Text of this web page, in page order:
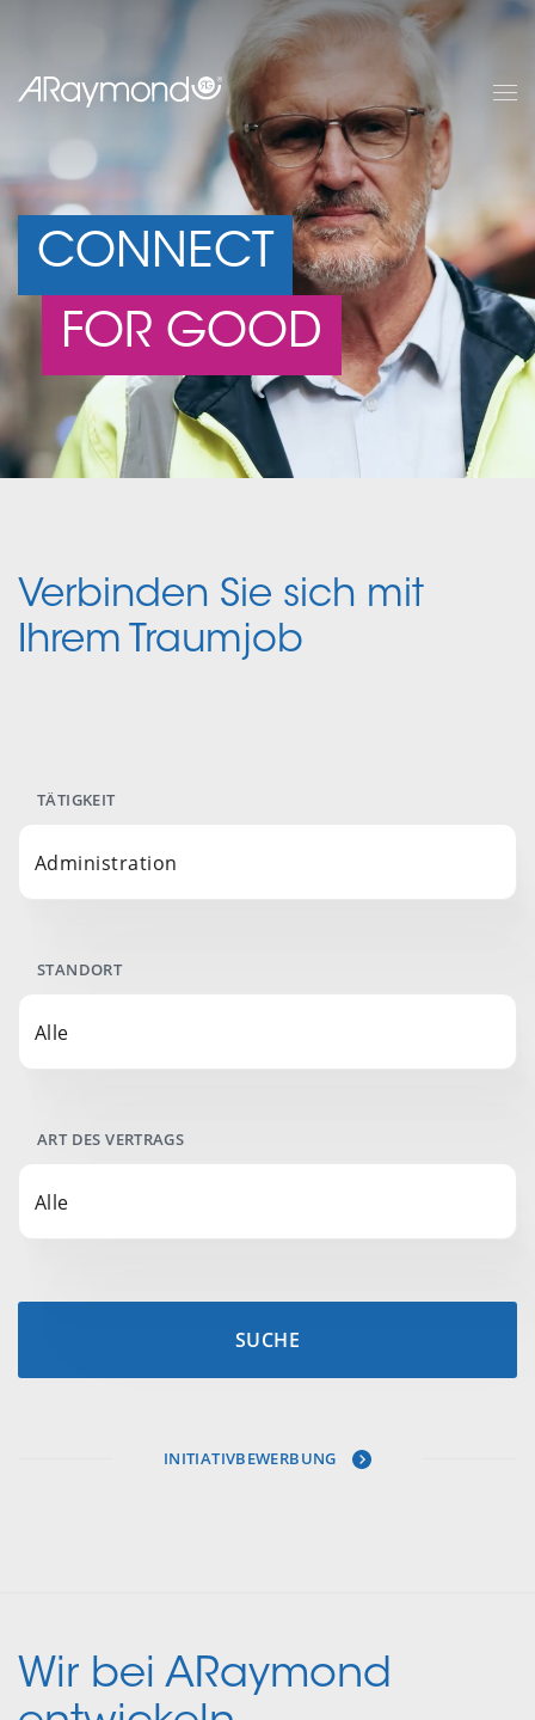
Inhalt
CONNECT
FOR THE FUTURE
Verbinden Sie sich mit
Ihrem Traumjob
TÄTIGKEIT
Administration
STANDORT
Alle
ART DES VERTRAGS
Alle
SUCHE
INITIATIVBEWERBUNG
Wir bei ARaymond